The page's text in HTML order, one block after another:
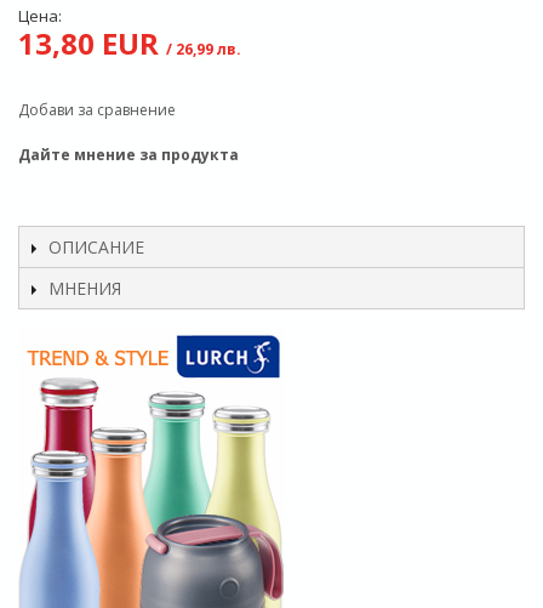
Цена:
13,80 EUR / 26,99 лв.
Добави за сравнение
Дайте мнение за продукта
ОПИСАНИЕ
МНЕНИЯ